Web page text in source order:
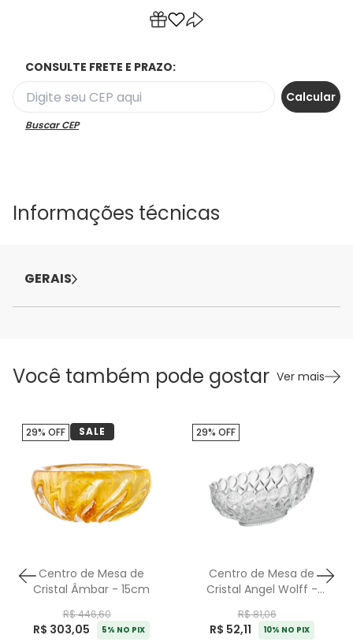
CONSULTE FRETE E PRAZO:
Buscar CEP
Informações técnicas
GERAIS
Você também pode gostar Ver mais
Centro de Mesa de
Cristal Âmbar - 15cm
R$ 446,60
R$ 303,05 5% NO PIX
29% OFF SALE
Centro de Mesa de
Cristal Angel Wolff -
R$ 81,06
R$ 52,11 10% NO PIX
29% OFF